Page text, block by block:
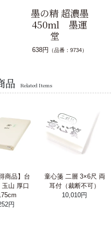
墨の精 超濃墨
450ml 墨運
堂
638円 （品番：9734）
品 Related Items
商品】台
山 厚口
円
童心箋 二層 3×6尺 両
耳付（裁断不可）
10,010円